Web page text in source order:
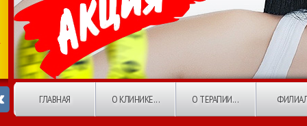
ГЛАВНАЯ О КЛИНИКЕ... О ТЕРАПИИ...